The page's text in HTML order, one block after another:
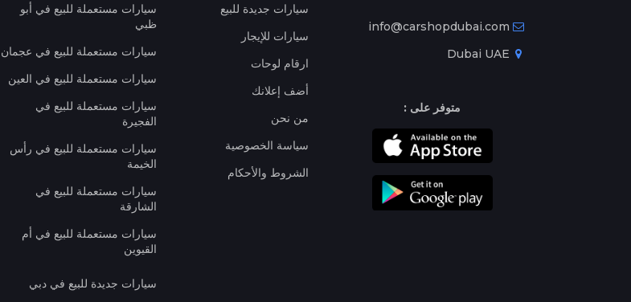
info@carshopdubai.com
متوفر على :
سيارات جديدة للبيع
سيارات للإيجار
ارقام لوحات
أضف إعلانك
من نحن
سياسة الخصوصية
الشروط والأحكام
سيارات مستعملة للبيع في أبو
ظبي
سيارات مستعملة للبيع في عجمان
سيارات مستعملة للبيع في العين
سيارات مستعملة للبيع في
الفجيرة
سيارات مستعملة للبيع في رأس
الخيمة
سيارات مستعملة للبيع في
الشارقة
سيارات مستعملة للبيع في أم
القيوين
سيارات جديدة للبيع في دبي